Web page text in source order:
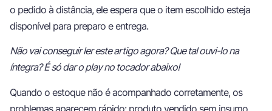
o pedido à distância, ele espera que o item escolhido esteja
disponível para preparo e entrega.
Não vai conseguir ler este artigo agora? Que tal ouvi-lo na
íntegra? É só dar o play no tocador abaixo!
Quando o estoque não é acompanhado corretamente, os
problemas aparecem rápido: produto vendido sem insumo,